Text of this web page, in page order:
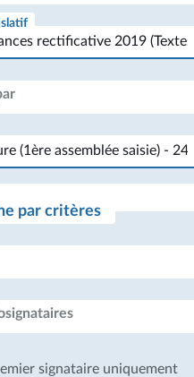
par critères
signataire uniquement